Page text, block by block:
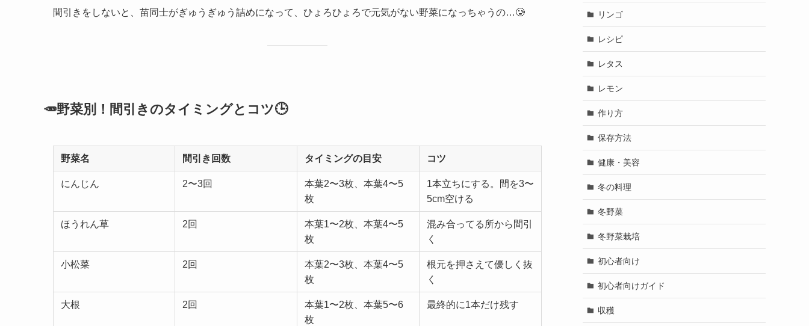
間引きをしないと、苗同士がぎゅうぎゅう詰めになって、ひょろひょろで元気がない野菜になっちゃうの…🥲
🥕野菜別！間引きのタイミングとコツ🕒
野菜名 間引き回数 タイミングの目安 コツ
にんじん 2〜3回
本葉2〜3枚、本葉4〜5
枚
1本立ちにする。間を3〜
5cm空ける
ほうれん草 2回
本葉1〜2枚、本葉4〜5
枚
混み合ってる所から間引
く
小松菜 2回
本葉2〜3枚、本葉4〜5
枚
根元を押さえて優しく抜
く
大根 2回
本葉1〜2枚、本葉5〜6
枚
最終的に1本だけ残す
リンゴ
レシピ
レタス
レモン
作り方
保存方法
健康・美容
冬の料理
冬野菜
冬野菜栽培
初心者向け
初心者向けガイド
収穫